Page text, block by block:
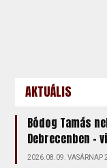
AKTUÁLIS
Bódog Tamás
Debrecenben -
2026.08.09. VASÁRNAP